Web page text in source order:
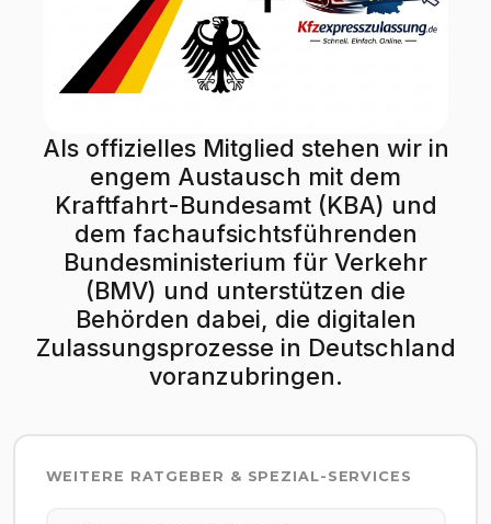
Als offizielles Mitglied stehen wir in
engem Austausch mit dem
Kraftfahrt-Bundesamt (KBA) und
dem fachaufsichtsführenden
Bundesministerium für Verkehr
(BMV) und unterstützen die
Behörden dabei, die digitalen
Zulassungsprozesse in Deutschland
voranzubringen.
WEITERE RATGEBER & SPEZIAL-SERVICES